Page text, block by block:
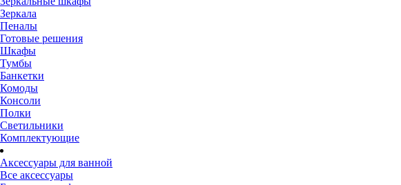
Зеркала
Пеналы
Готовые решения
Шкафы
Тумбы
Банкетки
Комоды
Консоли
Полки
Светильники
Комплектующие
Аксессуары для ванной
Все аксессуары